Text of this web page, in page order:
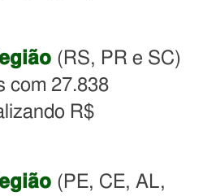
(RS, PR e SC)
com 27.838
R$
(PE, CE, AL,